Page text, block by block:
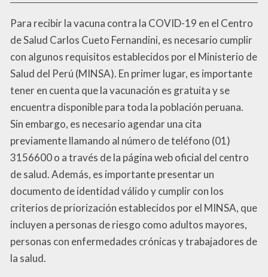
Para recibir la vacuna contra la COVID-19 en el Centro
de Salud Carlos Cueto Fernandini, es necesario cumplir
con algunos requisitos establecidos por el Ministerio de
Salud del Perú (MINSA). En primer lugar, es importante
tener en cuenta que la vacunación es gratuita y se
encuentra disponible para toda la población peruana.
Sin embargo, es necesario agendar una cita
previamente llamando al número de teléfono (01)
3156600 o a través de la página web oficial del centro
de salud. Además, es importante presentar un
documento de identidad válido y cumplir con los
criterios de priorización establecidos por el MINSA, que
incluyen a personas de riesgo como adultos mayores,
personas con enfermedades crónicas y trabajadores de
la salud.